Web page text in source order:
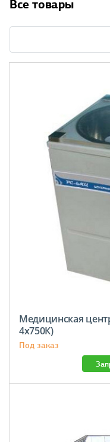
Все товары
Медицинская
4х750К)
Под заказ